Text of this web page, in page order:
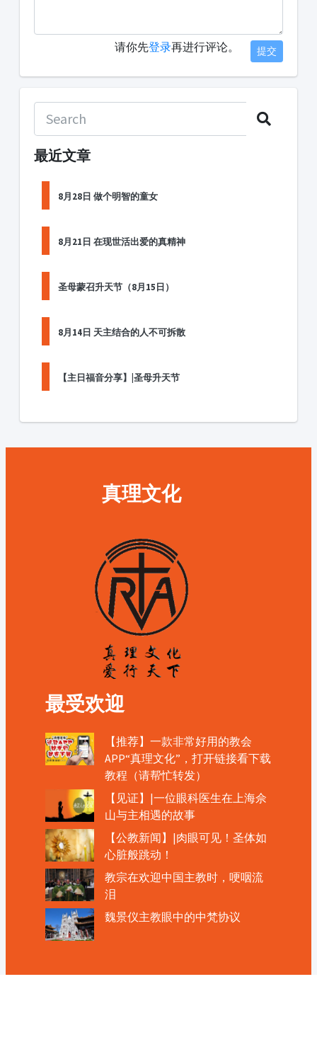
请你先登录再进行评论。 提交
最近文章
8月28日 做个明智的童女
8月21日 在现世活出爱的真精神
圣母蒙召升天节（8月15日）
8月14日 天主结合的人不可拆散
【主日福音分享】|圣母升天节
真理文化
最受欢迎
【推荐】一款非常好用的教会
APP“真理文化”，打开链接看下载
教程（请帮忙转发）
【见证】|一位眼科医生在上海佘
山与主相遇的故事
【公教新闻】|肉眼可见！圣体如
心脏般跳动！
教宗在欢迎中国主教时，哽咽流
泪
魏景仪主教眼中的中梵协议